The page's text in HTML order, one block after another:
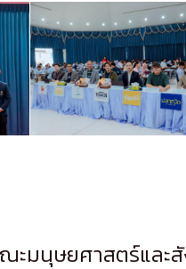
ะมนุษยศาสตร์และ